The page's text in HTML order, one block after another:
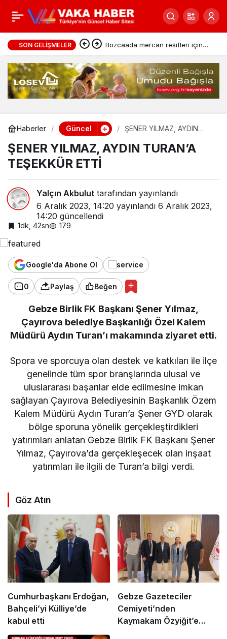
SON GELIŞMELER Bozcaada mercan resifleri için
koruma seferberliği
Haberler Güncel
ŞENER YILMAZ, AYDIN
ŞENER YILMAZ, AYDIN TURAN’A
TEŞEKKÜR ETTİ
Yalçın Akbulut tarafından yayınlandı
6 Aralık 2023, 14:20 yayınlandı 6 Aralık 2023,
14:20 güncellendi
1dk, 42sn 179
Google'da Abone Ol
0 Paylaş Beğen
Gebze Birlik FK Başkanı Şener Yılmaz,
Çayırova belediye Başkanlığı Özel Kalem
Müdürü Aydın Turan’ı makamında ziyaret etti.
Spora ve sporcuya olan destek ve katkıları ile ilçe
genelinde tüm spor branşlarında ulusal ve
uluslararası başarılar elde edilmesine imkan
sağlayan Çayırova Belediyesinin Başkanlık Özem
Kalem Müdürü Aydın Turan’a Şener GYD olarak
bölge sporuna yönelik gerçekleştirdikleri
yatırımları anlatan Gebze Birlik FK Başkanı Şener
Yılmaz, Çayırova’da gerçekleşecek olan inşaat
yatırımları ile ilgili de Turan’a bilgi verdi.
Göz Atın
Cumhurbaşkanı Erdoğan,
Bahçeli’yi Külliye’de
kabul etti
Gebze Gazeteciler
Cemiyeti’nden
Kaymakam Özyiğit’e
TUNCER SALTAŞ,
ADAYLIĞINI AÇIKLIYOR
0 Paylaş